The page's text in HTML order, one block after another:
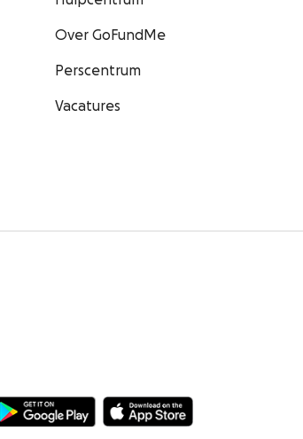
Over GoFundMe
Perscentrum
Vacatures